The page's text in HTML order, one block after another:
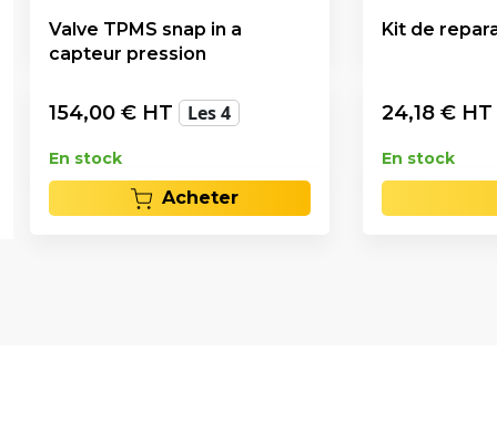
Valve TPMS snap in a
capteur pression
154,00 € HT Les 4
En stock
Acheter
Kit de
24,18 € HT
En stock